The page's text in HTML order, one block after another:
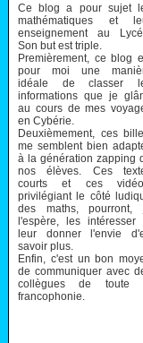
Ce blog a pour sujet
mathématiques et
enseignement au
Son but est triple.
Premièrement, ce blog
pour moi une
idéale de classer
informations que je
au cours de mes
en Cybérie.
Deuxièmement, ces
me semblent bien
à la génération zapping
nos élèves. Ces
courts et ces
privilégiant le côté
des maths, pourront,
l'espère, les intéresser
leur donner l'envie
savoir plus.
Enfin, c'est un bon
de communiquer avec
collègues de toute
francophonie.